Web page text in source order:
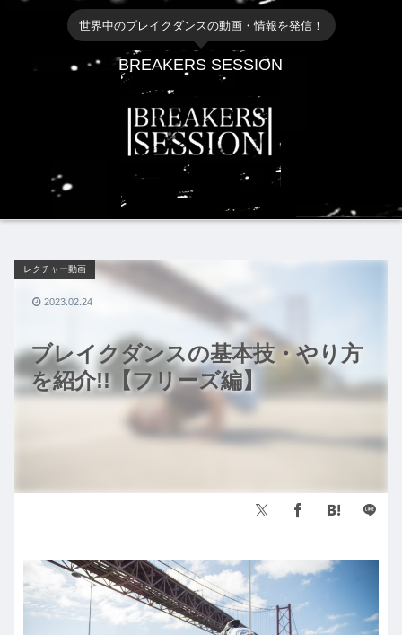
世界中のブレイクダンスの動画・情報を発信！
BREAKERS SESSION
ブレイクダンスの基本技・やり方
を紹介!!【フリーズ編】
レクチャー動画
2023.02.24